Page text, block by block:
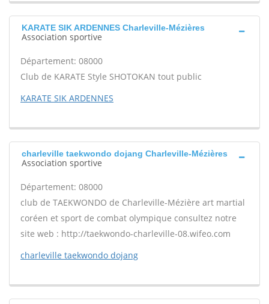
KARATE SIK ARDENNES Charleville-Mézières
Association sportive
Département: 08000
Club de KARATE Style SHOTOKAN tout public
KARATE SIK ARDENNES
charleville taekwondo dojang Charleville-Mézières
Association sportive
Département: 08000
club de TAEKWONDO de Charleville-Mézière art martial
coréen et sport de combat olympique consultez notre
site web : http://taekwondo-charleville-08.wifeo.com
charleville taekwondo dojang